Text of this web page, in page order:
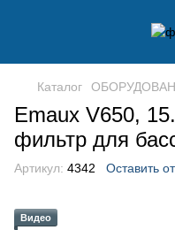
Каталог
Emaux V650,
фильтр для
Артикул: 4342 Оставить
Видео